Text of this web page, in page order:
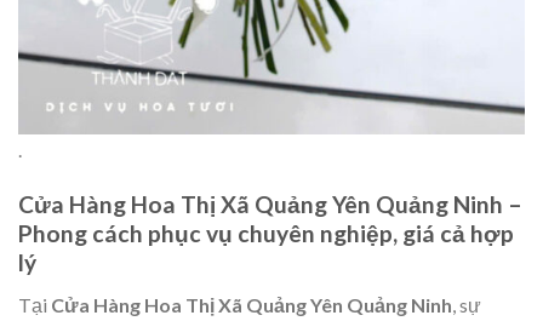
.
Cửa Hàng Hoa Thị Xã Quảng Yên Quảng Ninh –
Phong cách phục vụ chuyên nghiệp, giá cả hợp
lý
Tại Cửa Hàng Hoa Thị Xã Quảng Yên Quảng Ninh , sự